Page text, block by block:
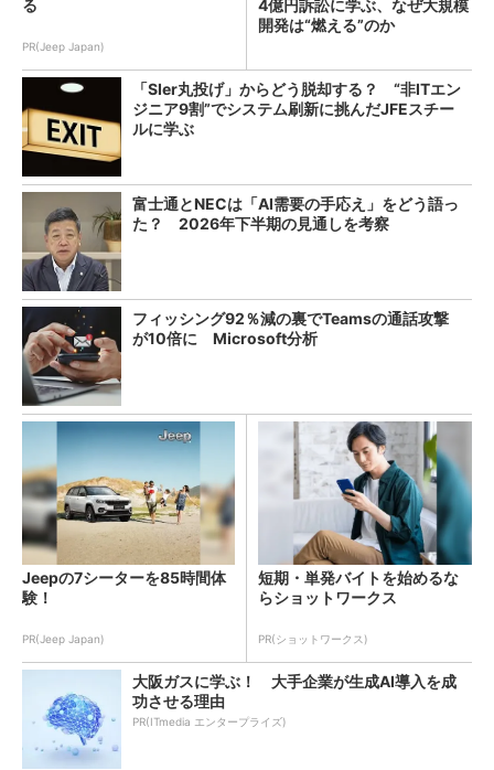
る
PR(Jeep Japan)
4億円訴訟に学ぶ、なぜ大規模
開発は“燃える”のか
「SIer丸投げ」からどう脱却する？ “非ITエン
ジニア9割”でシステム刷新に挑んだJFEスチー
ルに学ぶ
富士通とNECは「AI需要の手応え」をどう語っ
た？ 2026年下半期の見通しを考察
フィッシング92％減の裏でTeamsの通話攻撃
が10倍に Microsoft分析
Jeepの7シーターを85時間体
験！
PR(Jeep Japan)
短期・単発バイトを始めるな
らショットワークス
PR(ショットワークス)
大阪ガスに学ぶ！ 大手企業が生成AI導入を成
功させる理由
PR(ITmedia エンタープライズ)